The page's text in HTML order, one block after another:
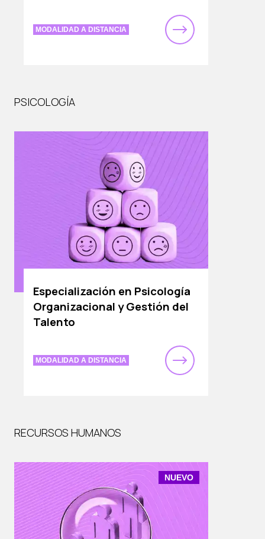
MODALIDAD A DISTANCIA
PSICOLOGÍA
Especialización en Psicología
Organizacional y Gestión del
Talento
MODALIDAD A DISTANCIA
RECURSOS HUMANOS
NUEVO